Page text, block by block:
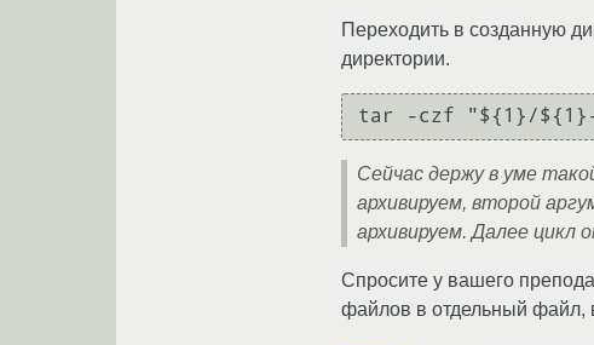
Переходить в созданную
директории.
Сейчас держу в уме
архивируем, второй
архивируем. Далее цикл
Спросите у вашего
файлов в отдельный файл,